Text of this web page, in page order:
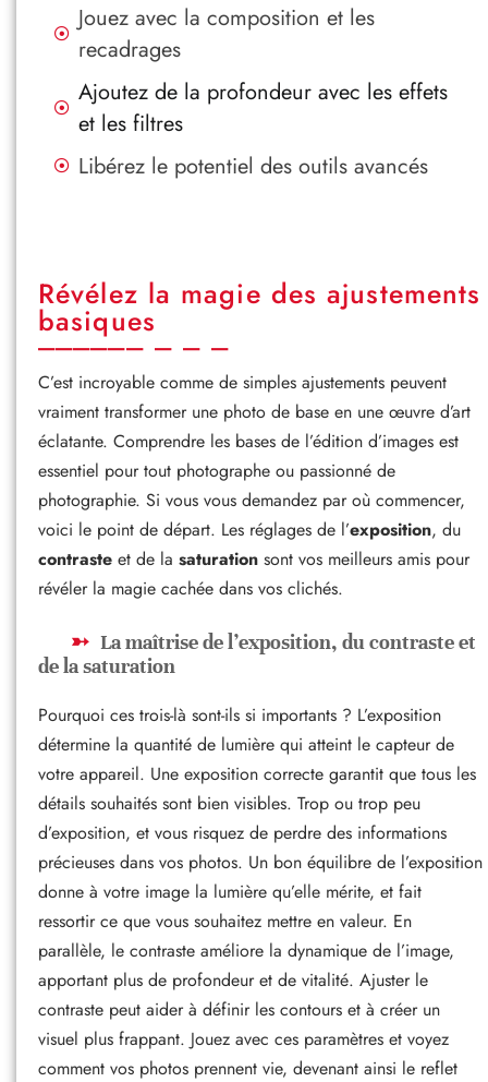
Jouez avec la composition et les
recadrages
Ajoutez de la profondeur avec les effets
et les filtres
Libérez le potentiel des outils avancés
Révélez la magie des ajustements
basiques
C’est incroyable comme de simples ajustements peuvent
vraiment transformer une photo de base en une œuvre d’art
éclatante. Comprendre les bases de l’édition d’images est
essentiel pour tout photographe ou passionné de
photographie. Si vous vous demandez par où commencer,
voici le point de départ. Les réglages de l’exposition, du
contraste et de la saturation sont vos meilleurs amis pour
révéler la magie cachée dans vos clichés.
La maîtrise de l’exposition, du contraste et
de la saturation
Pourquoi ces trois-là sont-ils si importants ? L’exposition
détermine la quantité de lumière qui atteint le capteur de
votre appareil. Une exposition correcte garantit que tous les
détails souhaités sont bien visibles. Trop ou trop peu
d’exposition, et vous risquez de perdre des informations
précieuses dans vos photos. Un bon équilibre de l’exposition
donne à votre image la lumière qu’elle mérite, et fait
ressortir ce que vous souhaitez mettre en valeur. En
parallèle, le contraste améliore la dynamique de l’image,
apportant plus de profondeur et de vitalité. Ajuster le
contraste peut aider à définir les contours et à créer un
visuel plus frappant. Jouez avec ces paramètres et voyez
comment vos photos prennent vie, devenant ainsi le reflet